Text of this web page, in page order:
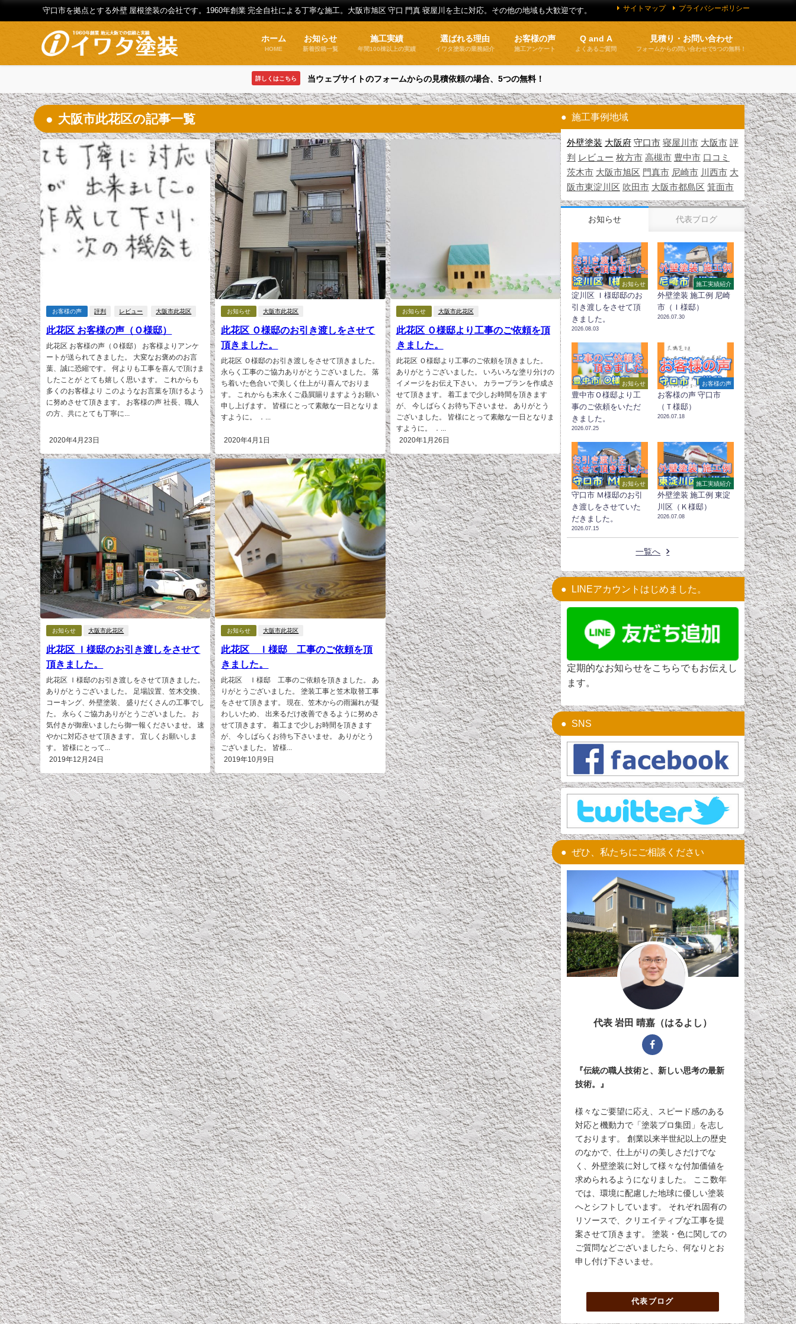
守口市を拠点とする外壁 屋根塗装の会社です。1960年創業 完全自社による丁寧な施工。大阪市旭区 守口 門真 寝屋川を主に対応。その他の地域も大歓迎です。 サイトマップ プライバシーポリシー
ホーム
HOME
お知らせ
新着投稿一覧
施工実績
年間100棟以上の実績
選ばれる理由
イワタ塗装の業務紹介
お客様の声
施工アンケート
Q and A
よくあるご質問
見積り・お問い合わせ
フォームからの問い合わせで5つの無料！
詳しくはこちら 当ウェブサイトのフォームからの見積依頼の場合、5つの無料！
大阪市此花区の記事一覧
お客様の声 評判 レビュー 大阪市此花区
此花区 お客様の声（Ｏ様邸）
此花区 お客様の声（Ｏ様邸） お客様よりアンケ
ートが送られてきました。 大変なお褒めのお言
葉、誠に恐縮です。 何よりも工事を喜んで頂けま
したことが とても嬉しく思います。 これからも
多くのお客様より このようなお言葉を頂けるよう
に努めさせて頂きます。 お客様の声 社長、職人
の方、共にとても丁寧に...
2020年4月23日
お知らせ 大阪市此花区
此花区 Ｏ様邸のお引き渡しをさせて
頂きました。
此花区 Ｏ様邸のお引き渡しをさせて頂きました。
永らく工事のご協力ありがとうございました。 落
ち着いた色合いで美しく仕上がり喜んでおりま
す。 これからも末永くご贔屓賜りますようお願い
申し上げます。 皆様にとって素敵な一日となりま
すように。 ．...
2020年4月1日
お知らせ 大阪市此花区
此花区 Ｏ様邸より工事のご依頼を頂
きました。
此花区 Ｏ様邸より工事のご依頼を頂きました。
ありがとうございました。 いろいろな塗り分けの
イメージをお伝え下さい。 カラープランを作成さ
せて頂きます。 着工まで少しお時間を頂きます
が、 今しばらくお待ち下さいませ。 ありがとう
ございました。 皆様にとって素敵な一日となりま
すように。 ．...
2020年1月26日
お知らせ 大阪市此花区
此花区 Ｉ様邸のお引き渡しをさせて
頂きました。
此花区 Ｉ様邸のお引き渡しをさせて頂きました。
ありがとうございました。 足場設置、笠木交換、
コーキング、外壁塗装、 盛りだくさんの工事でし
た。 永らくご協力ありがとうございました。 お
気付きが御座いましたら御一報くださいませ。 速
やかに対応させて頂きます。 宜しくお願いしま
す。 皆様にとって...
2019年12月24日
お知らせ 大阪市此花区
此花区 Ｉ様邸 工事のご依頼を頂
きました。
此花区 Ｉ様邸 工事のご依頼を頂きました。 あ
りがとうございました。 塗装工事と笠木取替工事
をさせて頂きます。 現在、笠木からの雨漏れが疑
わしいため、 出来るだけ改善できるように努めさ
せて頂きます。 着工まで少しお時間を頂きます
が、 今しばらくお待ち下さいませ。 ありがとう
ございました。 皆様...
2019年10月9日
施工事例地域
外壁塗装 大阪府 守口市 寝屋川市 大阪市 評
判
レビュー 枚方市 高槻市 豊中市 口コミ
茨木市 大阪市旭区 門真市 尼崎市 川西市 大
阪市東淀川区 吹田市 大阪市都島区 箕面市
お知らせ 代表ブログ
お知らせ
淀川区 Ｉ様邸邸のお
引き渡しをさせて頂
きました。
2026.08.03
施工実績紹介
外壁塗装 施工例 尼崎
市（Ｉ様邸）
2026.07.30
お知らせ
豊中市Ｏ様邸より工
事のご依頼をいただ
きました。
2026.07.25
お客様の声
お客様の声 守口市
（Ｔ様邸）
2026.07.18
お知らせ
守口市 Ｍ様邸のお引
き渡しをさせていた
だきました。
2026.07.15
施工実績紹介
外壁塗装 施工例 東淀
川区（Ｋ様邸）
2026.07.08
一覧へ
LINEアカウントはじめました。
定期的なお知らせをこちらでもお伝えし
ます。
SNS
ぜひ、私たちにご相談ください
代表 岩田 晴嘉（はるよし）
『伝統の職人技術と、新しい思考の最新
技術。』
様々なご要望に応え、スピード感のある
対応と機動力で「塗装プロ集団」を志し
ております。 創業以来半世紀以上の歴史
のなかで、仕上がりの美しさだけでな
く、外壁塗装に対して様々な付加価値を
求められるようになりました。 ここ数年
では、環境に配慮した地球に優しい塗装
へとシフトしています。 それぞれ固有の
リソースで、クリエイティブな工事を提
案させて頂きます。 塗装・色に関しての
ご質問などございましたら、何なりとお
申し付け下さいませ。
代表ブログ